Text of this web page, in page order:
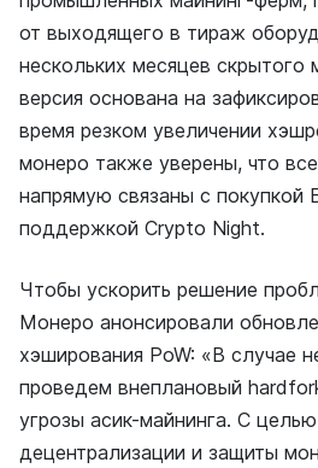
от выходящего в тираж
нескольких месяцев скрытого
версия основана на
время резком увеличении
монеро также уверены, что
напрямую связаны с покупкой
поддержкой Crypto Night.
Чтобы ускорить решение
Монеро анонсировали
хэширования PoW: «В случае
проведем внеплановый
угрозы асик-майнинга. С
децентрализации и защиты